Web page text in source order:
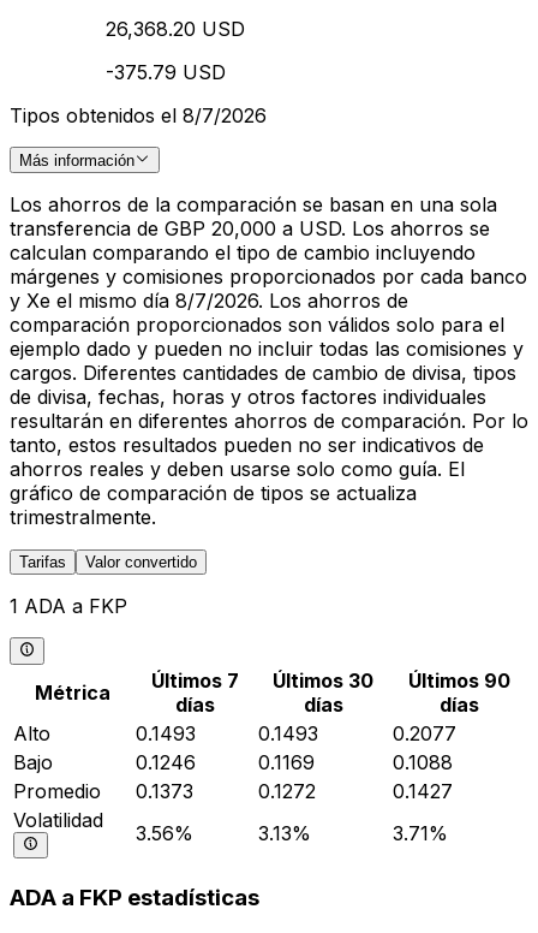
26,368.20 USD
-375.79 USD
Tipos obtenidos el 8/7/2026
Más información
Los ahorros de la comparación se basan en una sola
transferencia de GBP 20,000 a USD. Los ahorros se
calculan comparando el tipo de cambio incluyendo
márgenes y comisiones proporcionados por cada banco
y Xe el mismo día 8/7/2026. Los ahorros de
comparación proporcionados son válidos solo para el
ejemplo dado y pueden no incluir todas las comisiones y
cargos. Diferentes cantidades de cambio de divisa, tipos
de divisa, fechas, horas y otros factores individuales
resultarán en diferentes ahorros de comparación. Por lo
tanto, estos resultados pueden no ser indicativos de
ahorros reales y deben usarse solo como guía. El
gráfico de comparación de tipos se actualiza
trimestralmente.
Tarifas Valor convertido
1 ADA a FKP
Métrica
Últimos 7
días
Últimos 30
días
Últimos 90
días
Alto
0.1493 0.1493
0.2077
Bajo
0.1246 0.1169
0.1088
Promedio
0.1373 0.1272
0.1427
Volatilidad
3.56% 3.13% 3.71%
ADA a FKP estadísticas